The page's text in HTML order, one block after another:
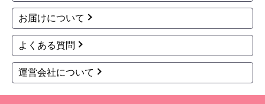
てて引き上げる感じ。
保障期間の説明もHPとは違った。８年保証にして
いるがメーカー保証が３年追加になり１１年と説
明があった。HPにはメーカー保証期間も８年に含
むとなっていたが、どちらが正しいか分からな
お届けについて
よくある質問
運営会社について